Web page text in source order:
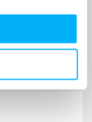
Pārbaudiet
piegāde.